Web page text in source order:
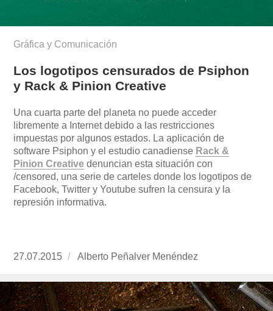
Gráfica y Comunicación
Los logotipos censurados de Psiphon
y Rack & Pinion Creative
Una cuarta parte del planeta no puede acceder
libremente a Internet debido a las restricciones
impuestas por algunos estados. La aplicación de
software Psiphon y el estudio canadiense Rack &
Pinion Creative denuncian esta situación con
/censored, una serie de carteles donde los logotipos de
Facebook, Twitter y Youtube sufren la censura y la
represión informativa.
Publicado
27.07.2015
https://www.experimenta.es/author/alberto-
menendez/
Alberto Peñalver Menéndez